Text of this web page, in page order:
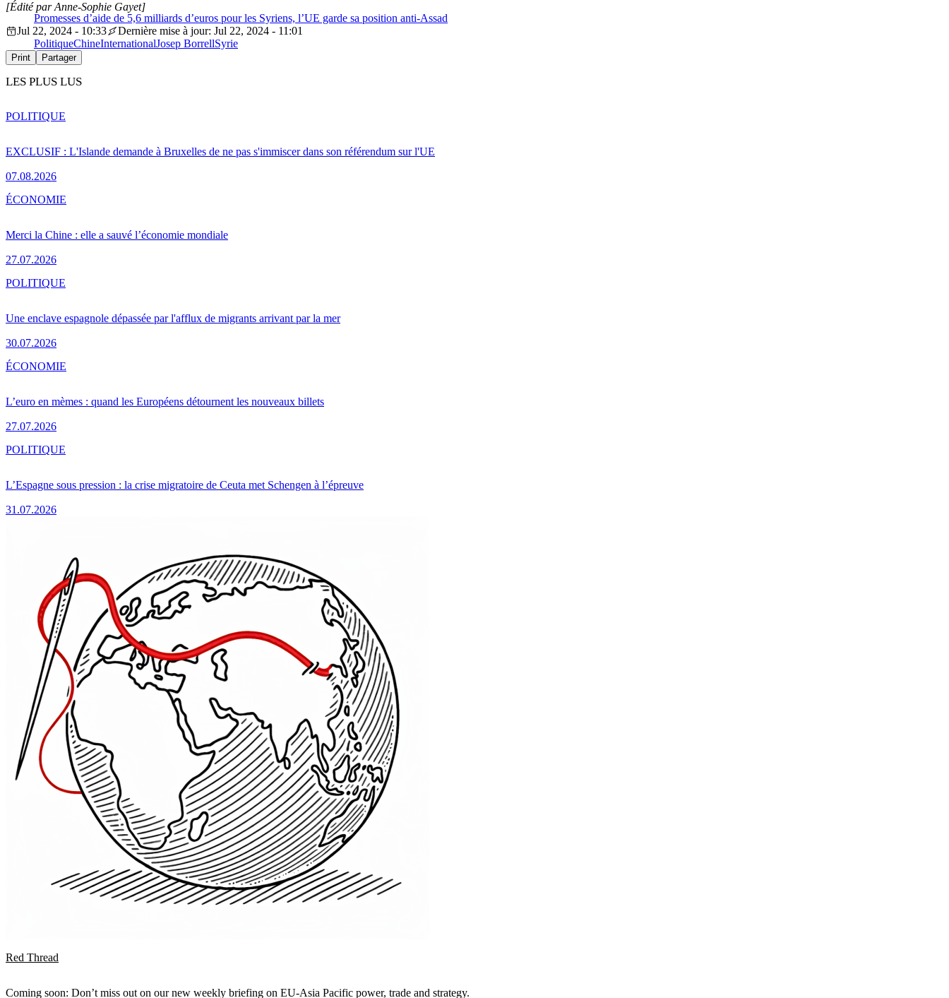
Promesses d’aide de 5,6 milliards d’euros pour les Syriens, l’UE garde sa position anti-Assad
[Édité par Anne-Sophie Gayet]
Jul 22, 2024 - 10:33
Dernière mise à jour: Jul 22, 2024 - 11:01
PolitiqueChineInternationalJosep BorrellSyrie
Print Partager
LES PLUS LUS
EXCLUSIF : L'Islande demande à Bruxelles de ne pas s'immiscer dans son référendum sur l'UE
07.08.2026
POLITIQUE
Merci la Chine : elle a sauvé l’économie mondiale
27.07.2026
ÉCONOMIE
Une enclave espagnole dépassée par l'afflux de migrants arrivant par la mer
30.07.2026
POLITIQUE
L’euro en mèmes : quand les Européens détournent les nouveaux billets
27.07.2026
ÉCONOMIE
L’Espagne sous pression : la crise migratoire de Ceuta met Schengen à l’épreuve
31.07.2026
POLITIQUE
Red Thread
Coming soon: Don’t miss out on our new weekly briefing on EU-Asia Pacific power, trade and strategy.